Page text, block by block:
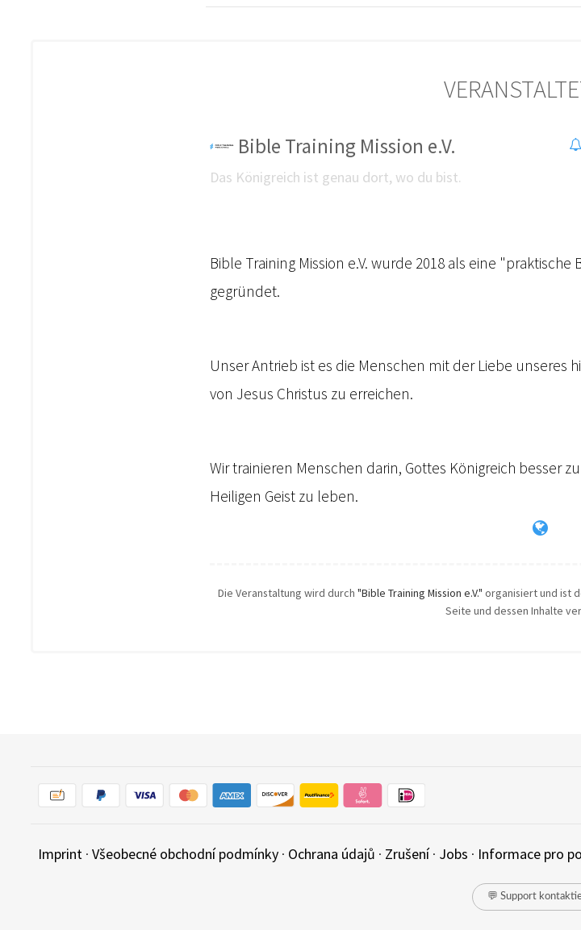
Bible Training Mission e.V.
Das Königreich ist genau dort, wo du bist.
Bible Training Mission e.V. wurde 2018 als eine
gegründet.
Unser Antrieb ist es die Menschen mit der Liebe
von Jesus Christus zu erreichen.
Wir trainieren Menschen darin, Gottes Königreich besser
Heiligen Geist zu leben.
Die Veranstaltung wird durch "Bible Training Mission e.V." organisiert und ist
Seite und dessen Inhalte
Imprint · Všeobecné obchodní podmínky · Ochrana údajů · Zrušení· Jobs · Informace pro
💬 Support